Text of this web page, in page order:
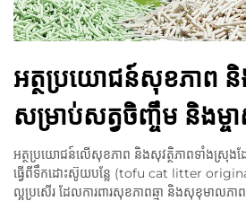
អត្ថប្រយោជន៍សុខភាព និ
សម្រាប់សត្វចិញ្ចឹម និងម្ច
អត្ថប្រយោជន៍លើសុខភាព និងសុវត្ថិភាពទាំងស្រុង
ធ្វើពីទឹកដោះស៊ូយបន្លែ (tofu cat litter
ល្អប្រសើរ ដែលការពារសុខភាពឆ្មា និងសុខុមាលភ